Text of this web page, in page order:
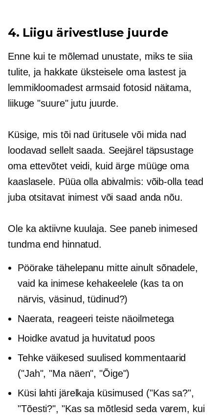
4. Liigu ärivestluse juurde
Enne kui te mõlemad unustate, miks te siia
tulite, ja hakkate üksteisele oma lastest ja
lemmikloomadest armsaid fotosid näitama,
liikuge "suure" jutu juurde.
Küsige, mis tõi nad üritusele või mida nad
loodavad sellelt saada. Seejärel täpsustage
oma ettevõtet veidi, kuid ärge müüge oma
kaaslasele. Püüa olla abivalmis: võib-olla tead
juba otsitavat inimest või saad anda nõu.
Ole ka aktiivne kuulaja. See paneb inimesed
tundma end hinnatud.
Pöörake tähelepanu mitte ainult sõnadele,
vaid ka inimese kehakeelele (kas ta on
närvis, väsinud, tüdinud?)
Naerata, reageeri teiste näoilmetega
Hoidke avatud ja huvitatud poos
Tehke väikesed suulised kommentaarid
("Jah", "Ma näen", "Õige")
Küsi lahti järelkaja küsimused ("Kas sa?",
"Tõesti?", "Kas sa mõtlesid seda varem, kui